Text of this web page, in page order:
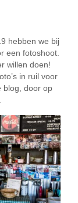
hebben we bij
een fotoshoot.
willen doen!
in ruil voor
blog, door op